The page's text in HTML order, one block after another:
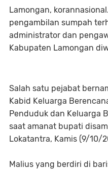
Lamongan,
pengambilan sumpah
administrator dan
Kabupaten Lamongan
Salah satu pejabat
Kabid Keluarga
Penduduk dan Keluarga
saat amanat bupati
Lokatantra, Kamis (9/10/
Malius yang berdiri di